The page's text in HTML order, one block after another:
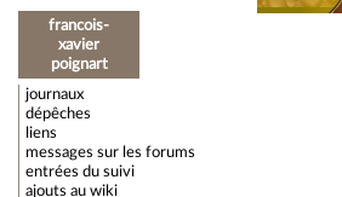
francois-
xavier
poignart
journaux
dépêches
liens
messages sur les forums
entrées du suivi
ajouts au wiki